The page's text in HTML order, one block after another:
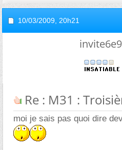
10/03/2009, 20h21
Re : M31 :
moi je sais pas quoi dire